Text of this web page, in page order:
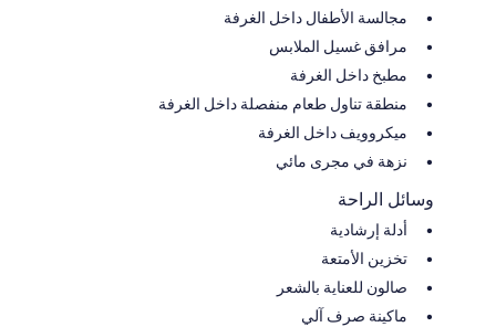
مجالسة الأطفال داخل الغرفة
مرافق غسيل الملابس
مطبخ داخل الغرفة
منطقة تناول طعام منفصلة داخل الغرفة
ميكروويف داخل الغرفة
نزهة في مجرى مائي
وسائل الراحة
أدلة إرشادية
تخزين الأمتعة
صالون للعناية بالشعر
ماكينة صرف آلي